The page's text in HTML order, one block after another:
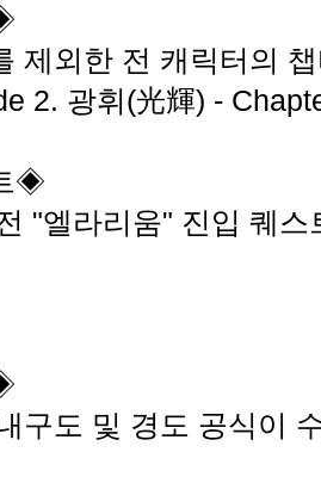
제외한 전 캐릭터의
2. 광휘(光輝) -
◈
"엘라리움" 진입 퀘
구도 및 경도 공식이